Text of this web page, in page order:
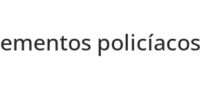
policíacos